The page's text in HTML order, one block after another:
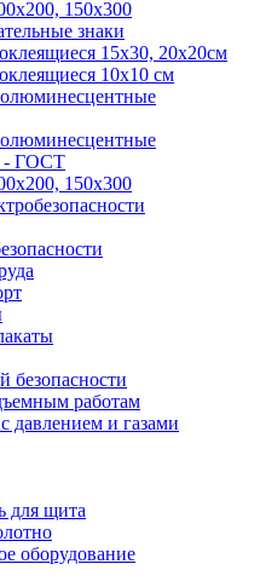
150х300
знаки
15х30, 20х20см
10х10 см
- ГОСТ
150х300
безопасности
работам
давлением и газами
для щита
оборудование